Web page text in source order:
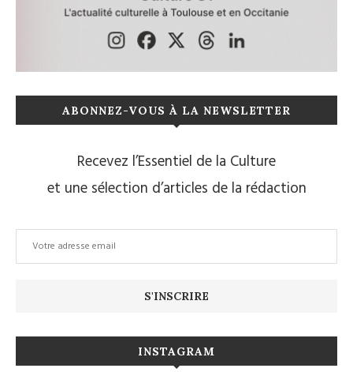
ABONNEZ-VOUS À LA NEWSLETTER
Recevez l’Essentiel de la Culture
et une sélection d’articles de la rédaction
INSTAGRAM